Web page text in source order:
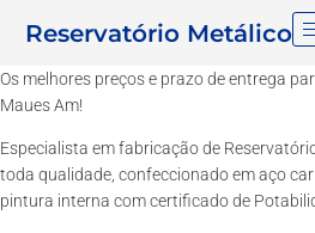
Reservatório Metálico
Os melhores preços e prazo de entrega
Maues Am!
Especialista em fabricação de
toda qualidade, confeccionado em aço
pintura interna com certificado de